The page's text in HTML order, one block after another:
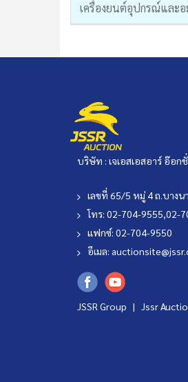
เครื่องยนต์อุปกรณ์และ
บริษัท : เจเอสเอสอาร์ อ๊อก
เลขที่ 65/5 หมู่ 4 ถ.บาง
โทร: 02-704-9555,02-
แฟกซ์: 02-704-9550
อีเมล:
JSSR Group | Jssr